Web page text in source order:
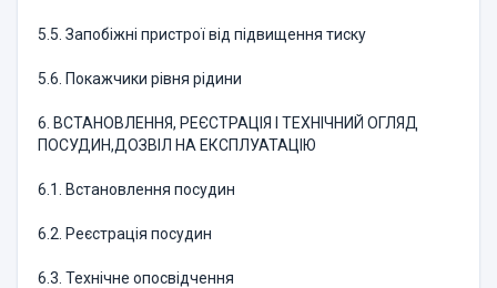
5.5. Запобіжні пристрої від підвищення тиску
5.6. Покажчики рівня рідини
6. ВСТАНОВЛЕННЯ, РЕЄСТРАЦІЯ І ТЕХНІЧНИЙ ОГЛЯД
ПОСУДИН,ДОЗВІЛ НА ЕКСПЛУАТАЦІЮ
6.1. Встановлення посудин
6.2. Реєстрація посудин
6.3. Технічне опосвідчення